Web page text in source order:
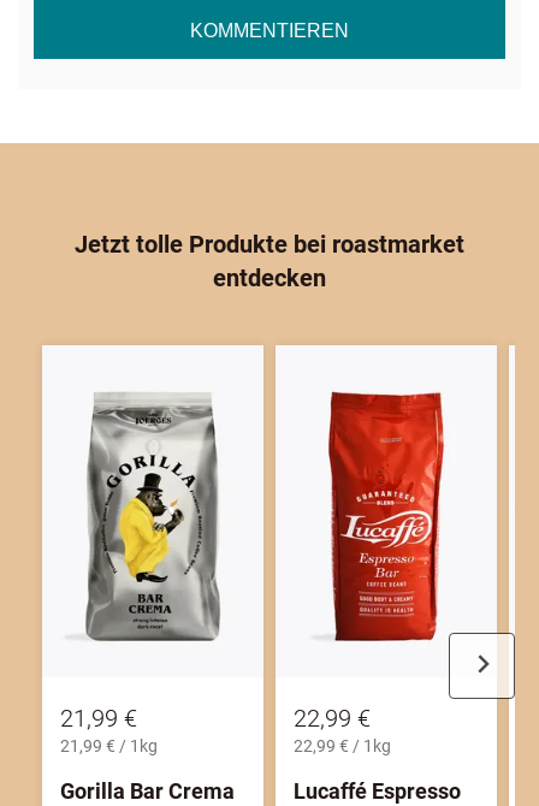
Jetzt tolle Produkte bei roastmarket
entdecken
21,99 €
21,99 € / 1kg
Gorilla Bar Crema
22,99 €
22,99 € / 1kg
Lucaffé Espresso